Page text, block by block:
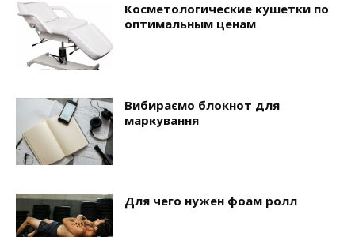
Косметологические кушетки по
оптимальным ценам
Вибираємо блокнот для
маркування
Для чего нужен фоам ролл